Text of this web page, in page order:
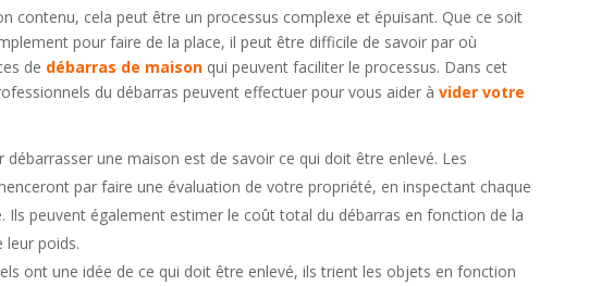
contenu, cela peut être un processus complexe et épuisant. Que ce soit
pour faire de la place, il peut être difficile de savoir par où
de débarras de maison qui peuvent faciliter le processus. Dans cet
du débarras peuvent effectuer pour vous aider àvider votre
une maison est de savoir ce qui doit être enlevé. Les
par faire une évaluation de votre propriété, en inspectant chaque
Ils peuvent également estimer le coût total du débarras en fonction de la
leur poids.
ont une idée de ce qui doit être enlevé, ils trient les objets en fonction